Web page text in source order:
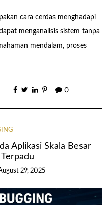
cara cerdas menghadapi
menganalisis sistem tanpa
mendalam, proses
0
Aplikasi Skala Besar
29, 2025